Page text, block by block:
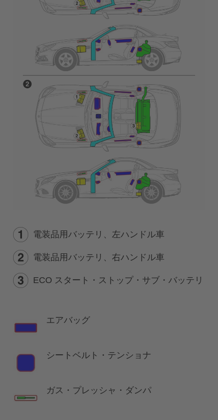
電装品用バッテリ、左ハンドル車
電装品用バッテリ、右ハンドル車
ECO スタート・ストップ・サブ・バッテリ
エアバッグ
シートベルト・テンショナ
ガス・プレッシャ・ダンパ